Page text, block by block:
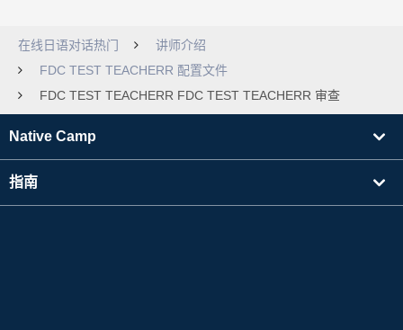
在线日语对话热门
讲师介绍
FDC TEST TEACHERR 配置文件
FDC TEST TEACHERR FDC TEST TEACHERR 审查
Native Camp
指南